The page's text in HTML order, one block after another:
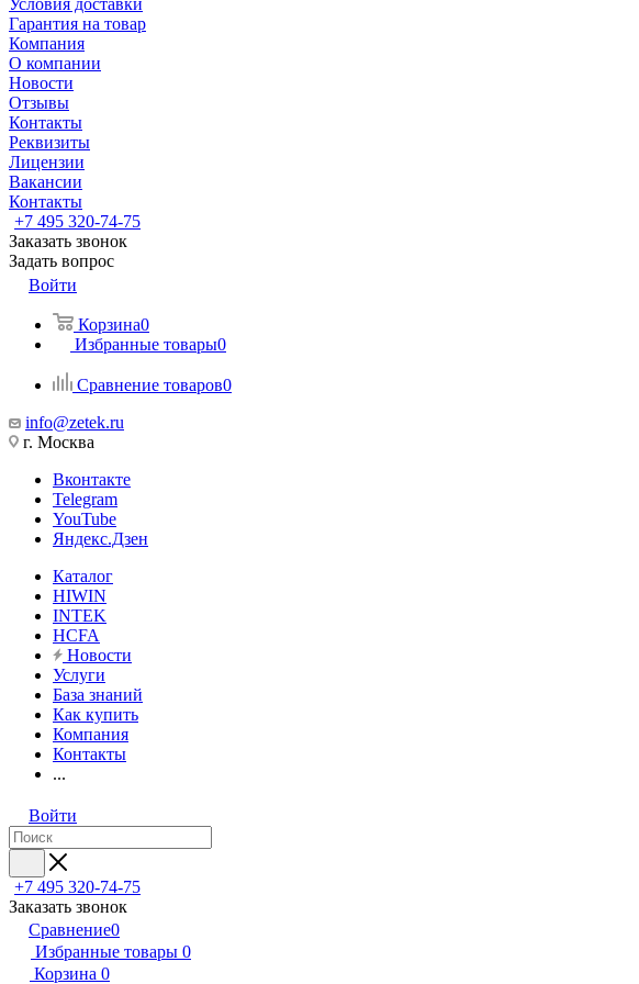
Условия доставки
Гарантия на товар
Компания
О компании
Новости
Отзывы
Контакты
Реквизиты
Лицензии
Вакансии
Контакты
+7 495 320-74-75
Заказать звонок
Задать вопрос
Войти
Корзина0
Избранные товары0
Сравнение товаров0
info@zetek.ru
г. Москва
Вконтакте
Telegram
YouTube
Яндекс.Дзен
Каталог
HIWIN
INTEK
HCFA
Новости
Услуги
База знаний
Как купить
Компания
Контакты
...
Войти
+7 495 320-74-75
Заказать звонок
Сравнение0
Избранные товары 0
Корзина 0